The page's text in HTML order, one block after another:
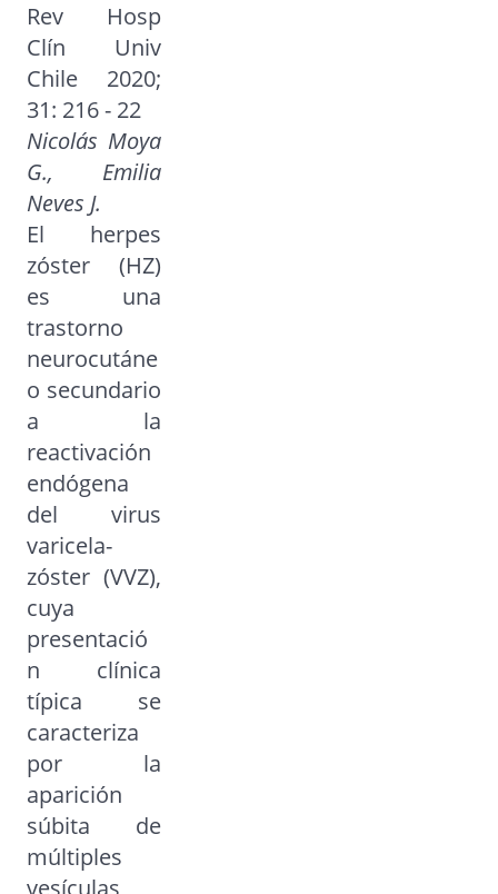
Rev Hosp
Clín Univ
Chile 2020;
31: 216 - 22
Nicolás Moya
G., Emilia
Neves J.
El herpes
zóster (HZ)
es una
trastorno
neurocutáne
o secundario
a la
reactivación
endógena
del virus
varicela-
zóster (VVZ),
cuya
presentació
n clínica
típica se
caracteriza
por la
aparición
súbita de
múltiples
vesículas